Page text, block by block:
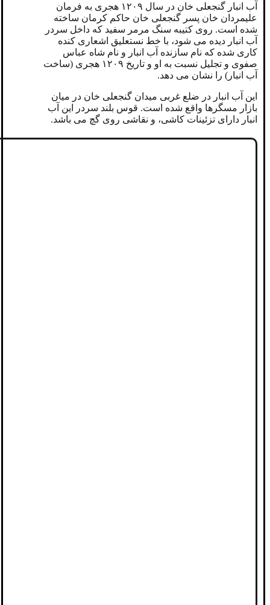
آب انبار گنجعلی خان در سال ۱۲۰۹ هجری به فرمان
علیمردان خان پسر گنجعلی خان حاکم کرمان ساخته
شده است. روی کتیبه سنگ مرمر سفید که داخل سردر
آب انبار دیده می شود، با خط نستعلیق اشعاری کنده
کاری شده که نام سازنده آب انبار و نام شاه عباس
صفوی و تجلیل نسبت به او و تاریخ ۱۲۰۹ هجری (ساخت
آب انبار) را نشان می دهد.
این آب انبار در ضلع غربی میدان گنجعلی خان در میان
بازار مسگرها واقع شده است. قوس بلند سردر این آب
انبار دارای تزئینات کاشی، و نقاشی روی گچ می باشد.